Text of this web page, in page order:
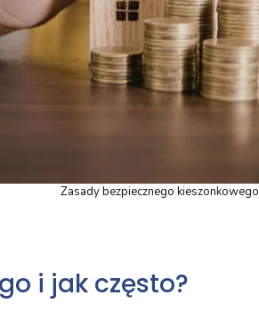
Zasady bezpiecznego kieszonkowego
i jak często?